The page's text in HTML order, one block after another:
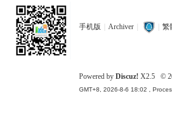
手机版 Archiver 繁
Powered by Discuz! X2.5 ©
GMT+8, 2026-8-6 18:02 ,